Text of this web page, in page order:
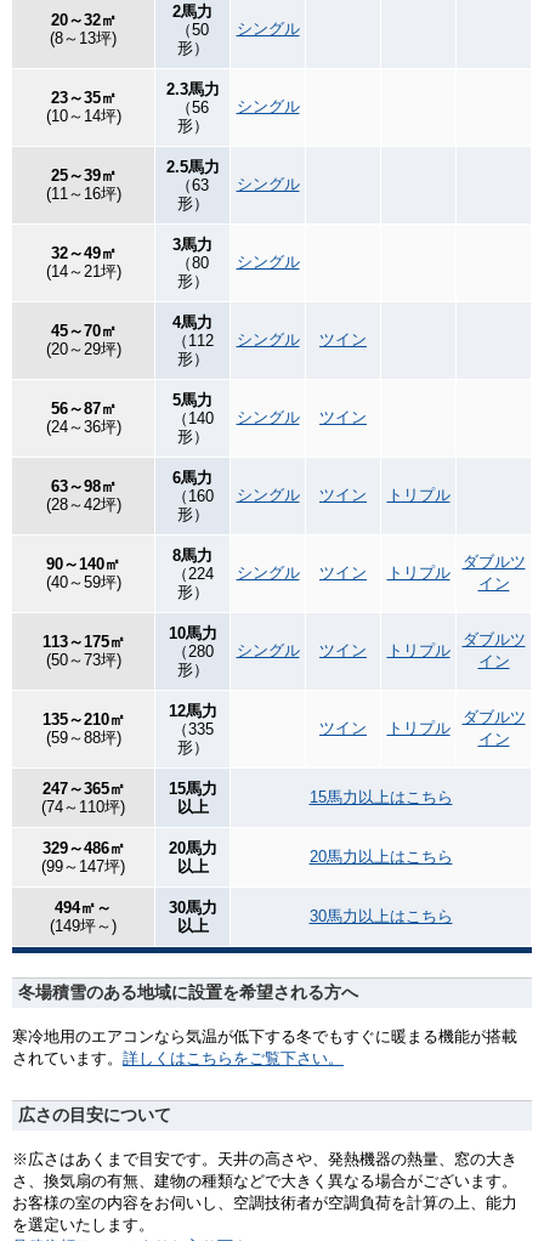
20～32㎡
(8～13坪)
2馬力
（50
形）
シングル
23～35㎡
(10～14坪)
2.3馬力
（56
形）
シングル
25～39㎡
(11～16坪)
2.5馬力
（63
形）
シングル
32～49㎡
(14～21坪)
3馬力
（80
形）
シングル
45～70㎡
(20～29坪)
4馬力
（112
形）
シングル ツイン
56～87㎡
(24～36坪)
5馬力
（140
形）
シングル ツイン
63～98㎡
(28～42坪)
6馬力
（160
形）
シングル ツイン トリプル
90～140㎡
(40～59坪)
8馬力
（224
形）
シングル ツイン トリプル
ダブルツ
イン
113～175㎡
(50～73坪)
10馬力
（280
形）
シングル ツイン トリプル
ダブルツ
イン
135～210㎡
(59～88坪)
12馬力
（335
形）
ツイン トリプル
ダブルツ
イン
247～365㎡
(74～110坪)
15馬力
以上
15馬力以上はこちら
329～486㎡
(99～147坪)
20馬力
以上
20馬力以上はこちら
494㎡～
(149坪～)
30馬力
以上
30馬力以上はこちら
冬場積雪のある地域に設置を希望される方へ
寒冷地用のエアコンなら気温が低下する冬でもすぐに暖まる機能が搭載
されています。 詳しくはこちらをご覧下さい。
広さの目安について
※広さはあくまで目安です。天井の高さや、発熱機器の熱量、窓の大き
さ、換気扇の有無、建物の種類などで大きく異なる場合がございます。
お客様の室の内容をお伺いし、空調技術者が空調負荷を計算の上、能力
を選定いたします。